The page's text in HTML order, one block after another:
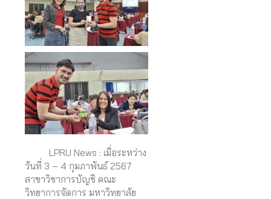
LPRU News : เมื่อระหว่าง
วันที่ 3 – 4 กุมภาพันธ์ 2567
สาขาวิชาการบัญชี คณะ
วิทยาการจัดการ มหาวิทยาลัย